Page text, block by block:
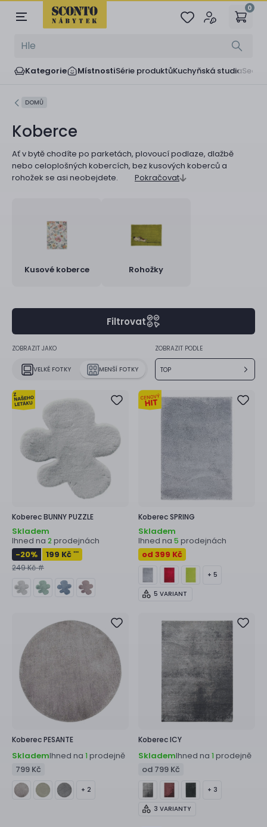
0
Kategorie MístnostiSérie produktůKuchyňská studia
DOMŮ
Koberce
Ať v bytě chodíte po parketách, plovoucí podlaze, dlažbě
nebo celoplošných kobercích, bez kusových koberců a
rohožek se asi neobejdete.
Pokračovat
Kusové koberce Rohožky
Filtrovat
ZOBRAZIT JAKO
VELKÉ FOTKY MENŠÍ FOTKY
ZOBRAZIT PODLE
TOP
KoberecBUNNY PUZZLE
Skladem
Ihned na 2 prodejnách
-20% 199 Kč ***
249 Kč #
KoberecSPRING
Skladem
Ihned na 5 prodejnách
od 399 Kč
+ 5
5 VARIANT
KoberecPESANTE
SklademIhned na 1 prodejně
799 Kč
+ 2
KoberecICY
SklademIhned na 1 prodejně
od 799 Kč
+ 3
3 VARIANTY